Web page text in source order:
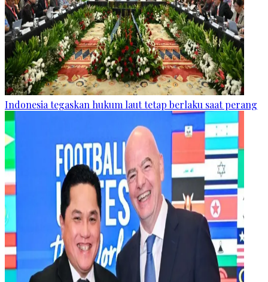
Indonesia tegaskan hukum laut tetap berlaku saat perang